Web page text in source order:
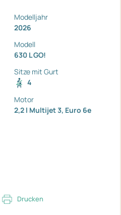
Modelljahr
2026
Modell
630 L GO!
Sitze mit Gurt
4
Motor
2,2 l Multijet 3, Euro 6e
Drucken